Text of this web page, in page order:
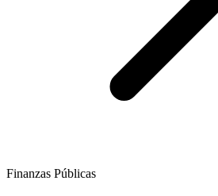
Finanzas Públicas